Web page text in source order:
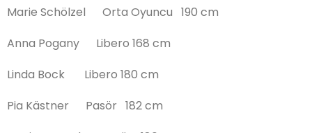
Marie Schölzel Orta Oyuncu 190 cm
Anna Pogany Libero 168 cm
Linda Bock Libero 180 cm
Pia Kästner Pasör 182 cm